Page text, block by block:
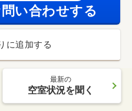
い合わせする
に追加する
最新の
空室状況を聞く